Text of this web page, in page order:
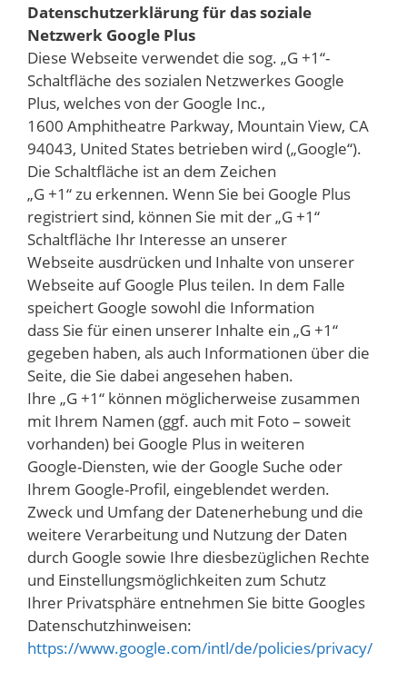
Datenschutzerklärung für das soziale
Netzwerk Google Plus
Diese Webseite verwendet die sog. „G +1“-
Schaltfläche des sozialen Netzwerkes Google
Plus, welches von der Google Inc.,
1600 Amphitheatre Parkway, Mountain View, CA
94043, United States betrieben wird („Google“).
Die Schaltfläche ist an dem Zeichen
„G +1“ zu erkennen. Wenn Sie bei Google Plus
registriert sind, können Sie mit der „G +1“
Schaltfläche Ihr Interesse an unserer
Webseite ausdrücken und Inhalte von unserer
Webseite auf Google Plus teilen. In dem Falle
speichert Google sowohl die Information
dass Sie für einen unserer Inhalte ein „G +1“
gegeben haben, als auch Informationen über die
Seite, die Sie dabei angesehen haben.
Ihre „G +1“ können möglicherweise zusammen
mit Ihrem Namen (ggf. auch mit Foto – soweit
vorhanden) bei Google Plus in weiteren
Google-Diensten, wie der Google Suche oder
Ihrem Google-Profil, eingeblendet werden.
Zweck und Umfang der Datenerhebung und die
weitere Verarbeitung und Nutzung der Daten
durch Google sowie Ihre diesbezüglichen Rechte
und Einstellungsmöglichkeiten zum Schutz
Ihrer Privatsphäre entnehmen Sie bitte Googles
Datenschutzhinweisen:
https://www.google.com/intl/de/policies/privacy/